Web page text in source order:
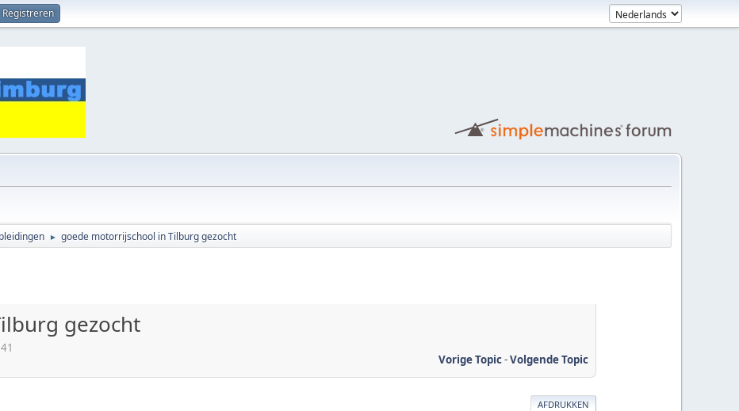
Registreren
► goede motorrijschool in Tilburg gezocht
gezocht
Vorige Topic-Volgende Topic
AFDRUKKEN